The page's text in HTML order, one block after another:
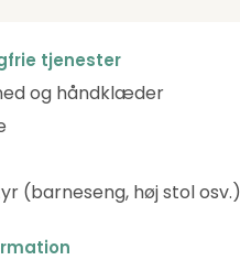
tjenester
og håndklæder
(barneseng, høj stol osv.)